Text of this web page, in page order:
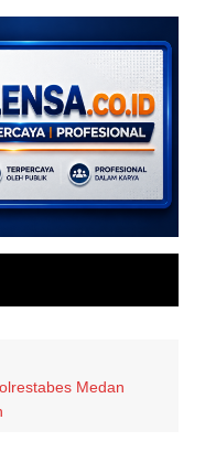
Medan